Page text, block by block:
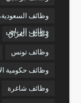
وظائف
وظائف الرياض
وظائف العراق
وظائف تونس
وظائف حكومية
وظائف شاغرة